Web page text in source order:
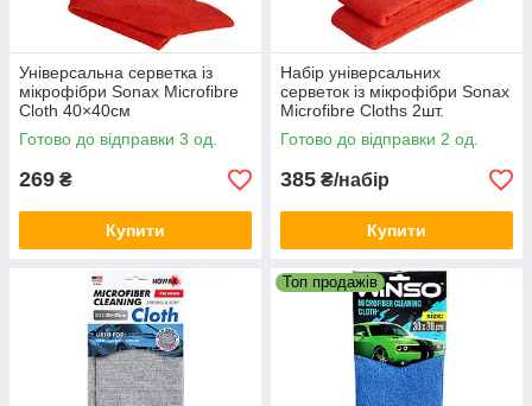
Універсальна серветка із
мікрофібри Sonax Microfibre
Cloth 40×40см
Готово до відправки 3 од.
269 ₴
Купити
Набір універсальних
серветок із мікрофібри Sonax
Microfibre Cloths 2шт.
Готово до відправки 2 од.
385 ₴/набір
Купити
Топ продажів